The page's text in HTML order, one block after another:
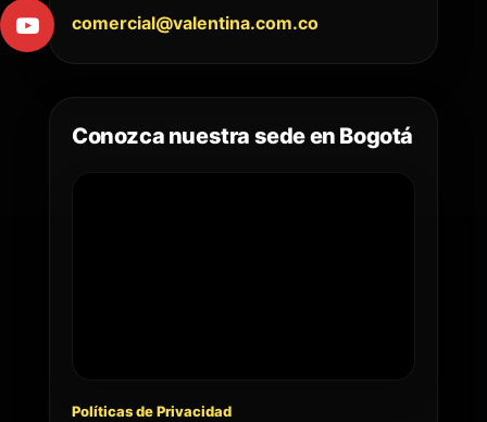
comercial@valentina.com.co
Conozca nuestra sede en Bogotá
Políticas de Privacidad